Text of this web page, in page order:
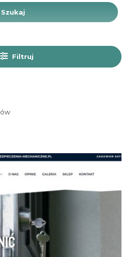
Szukaj
Filtruj